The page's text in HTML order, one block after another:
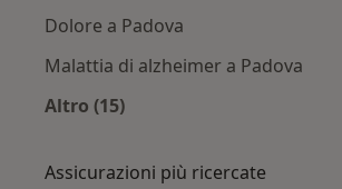
Dolore a Padova
Malattia di alzheimer a Padova
Altro (15)
Assicurazioni più ricercate